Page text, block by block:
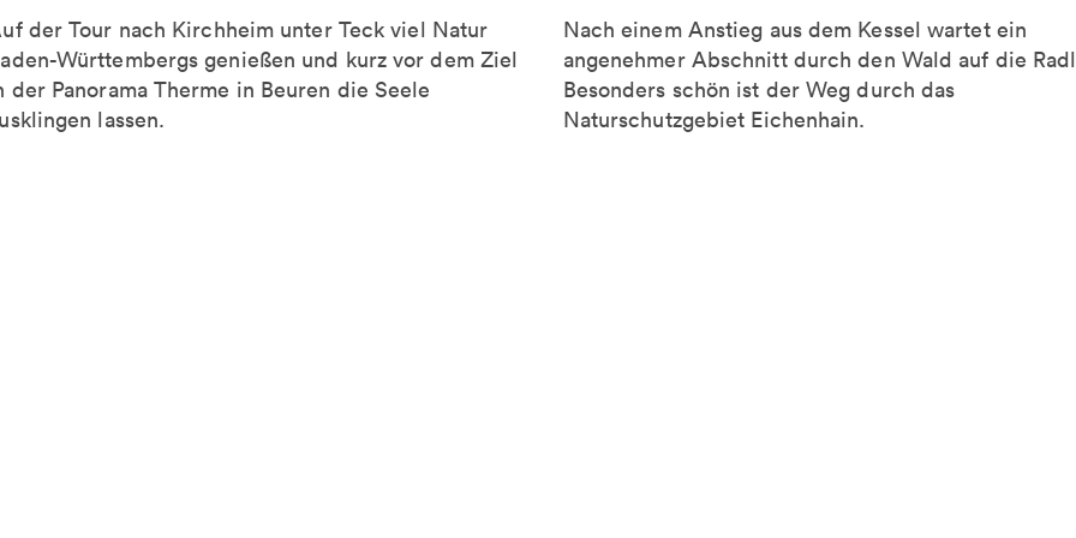
der Tour nach Kirchheim unter Teck viel Natur
Württembergs genießen und kurz vor dem Ziel
der Panorama Therme in Beuren die Seele
lassen.
Nach einem Anstieg aus dem Kessel wartet ein
angenehmer Abschnitt durch den Wald auf die
Besonders schön ist der Weg durch das
Naturschutzgebiet Eichenhain.